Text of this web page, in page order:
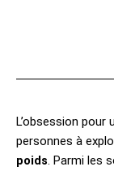
L’obsession
personnes à
poids. Parmi les